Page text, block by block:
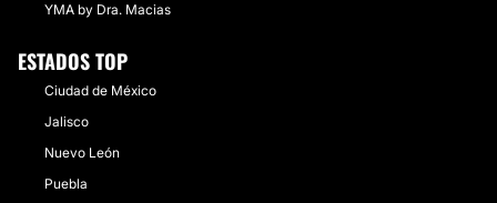
YMA by Dra. Macias
ESTADOS TOP
Ciudad de México
Jalisco
Nuevo León
Puebla